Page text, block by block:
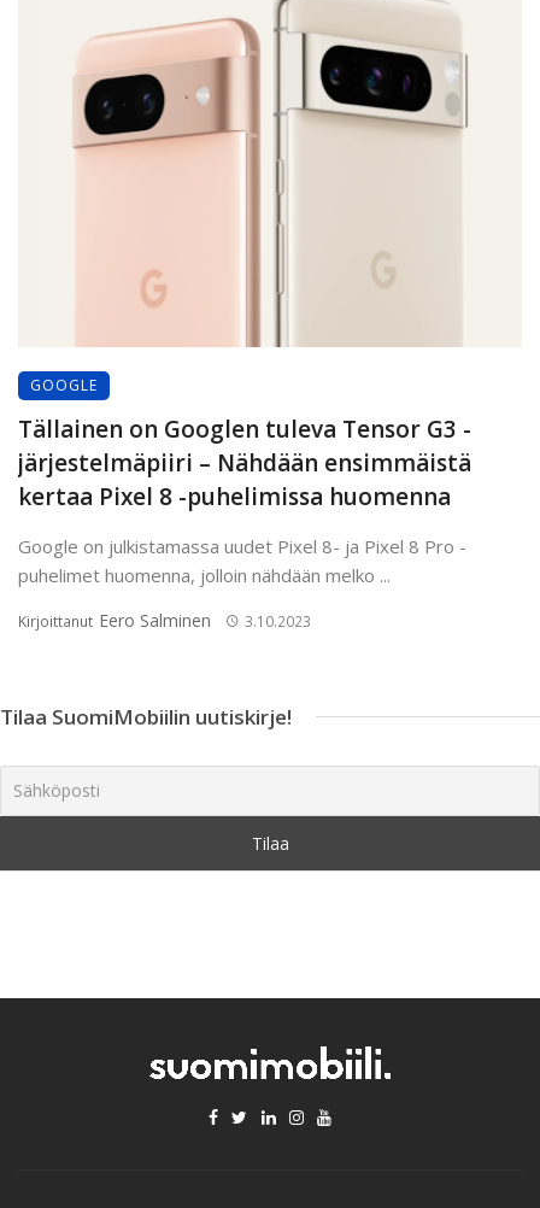
GOOGLE
Tällainen on Googlen tuleva Tensor G3 -
järjestelmäpiiri – Nähdään ensimmäistä
kertaa Pixel 8 -puhelimissa huomenna
Google on julkistamassa uudet Pixel 8- ja Pixel 8 Pro -
puhelimet huomenna, jolloin nähdään melko ...
Kirjoittanut Eero Salminen 3.10.2023
Tilaa SuomiMobiilin uutiskirje!